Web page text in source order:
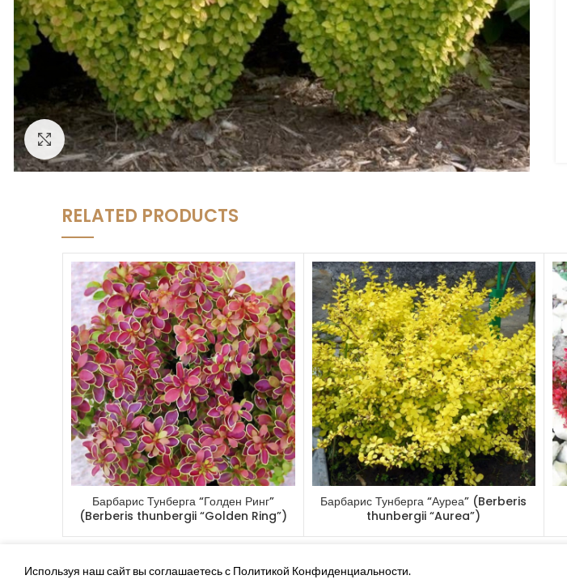
Увеличить
RELATED PRODUCTS
Барбарис Тунберга “Голден Ринг”
(Berberis thunbergii “Golden Ring”)
Барбарис Тунберга “Ауреа” (Berberis
thunbergii “Aurea”)
Используя наш сайт вы соглашаетесь с Политикой Конфиденциальности.